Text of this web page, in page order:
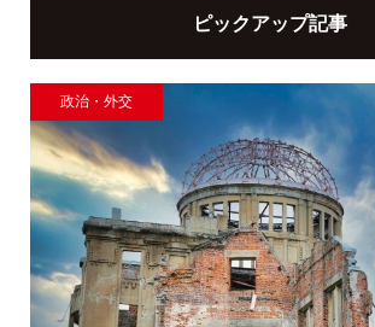
ピックアップ記事
政治・外交